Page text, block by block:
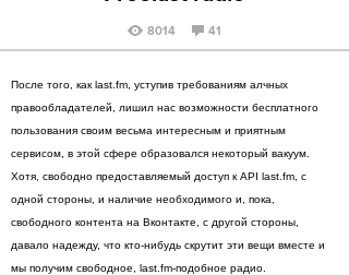
8014 41
После того, как last.fm, уступив требованиям алчных
правообладателей, лишил нас возможности бесплатного
пользования своим весьма интересным и приятным
сервисом, в этой сфере образовался некоторый вакуум.
Хотя, свободно предоставляемый доступ к API last.fm, с
одной стороны, и наличие необходимого и, пока,
свободного контента на Вконтакте, с другой стороны,
давало надежду, что кто-нибудь скрутит эти вещи вместе и
мы получим свободное, last.fm-подобное радио.